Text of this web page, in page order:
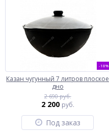
-18%
Казан чугунный 7 литров плоское
дно
2 690 руб.
2 200 руб.
Под заказ